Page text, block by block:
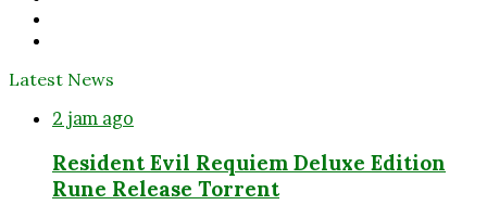
Latest News
2 jam ago
Resident Evil Requiem Deluxe Edition
Rune Release Torrent